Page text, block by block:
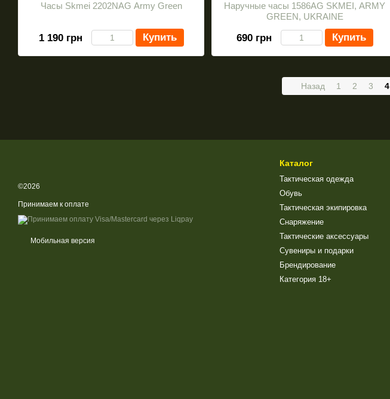
Часы Skmei 2202NAG Army Green
1 190 грн Купить
Наручные часы 1586AG SKMEI, ARMY
GREEN, UKRAINE
690 грн Купить
Назад 1 2 3 4
©2026
Принимаем к оплате
Мобильная версия
Каталог
Тактическая одежда
Обувь
Тактическая экипировка
Снаряжение
Тактические аксессуары
Сувениры и подарки
Брендирование
Категория 18+